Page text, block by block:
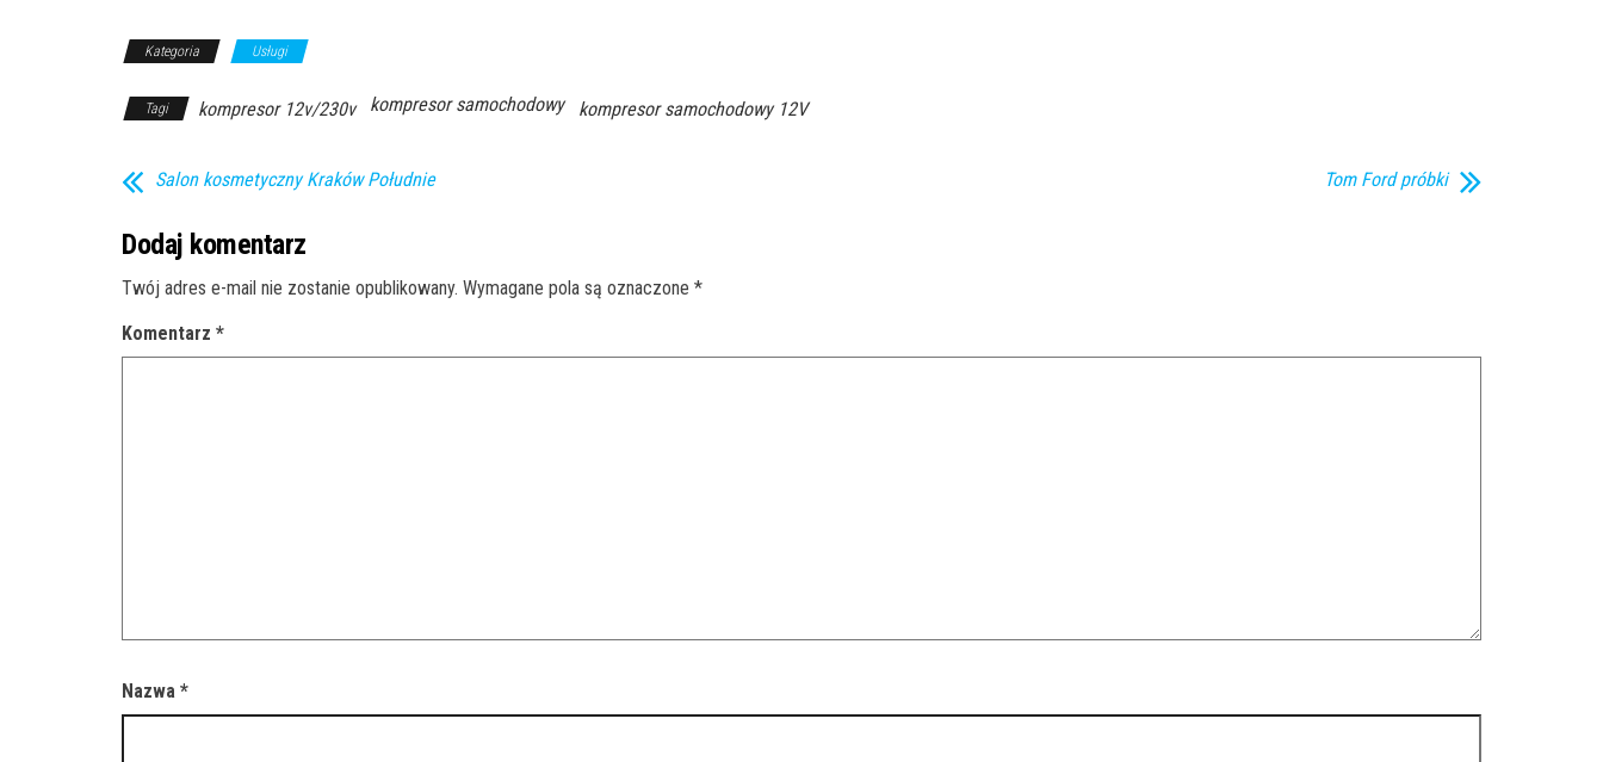
Kategoria Usługi
Tagi kompresor 12v/230v kompresor samochodowy kompresor samochodowy 12V
Salon kosmetyczny Kraków Południe Tom Ford próbki
Dodaj komentarz
Twój adres e-mail nie zostanie opublikowany. Wymagane pola są oznaczone *
Komentarz *
Nazwa *